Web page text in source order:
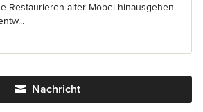
Restaurieren alter Möbel hinausgehen.
Nachricht